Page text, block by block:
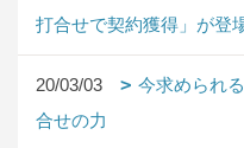
打合せで契約獲得」が登
20/03/03
今求められ
合せの力